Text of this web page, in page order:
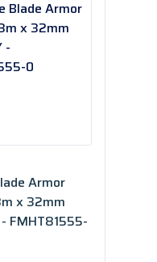
Armor
x 32mm
- FMHT81555-